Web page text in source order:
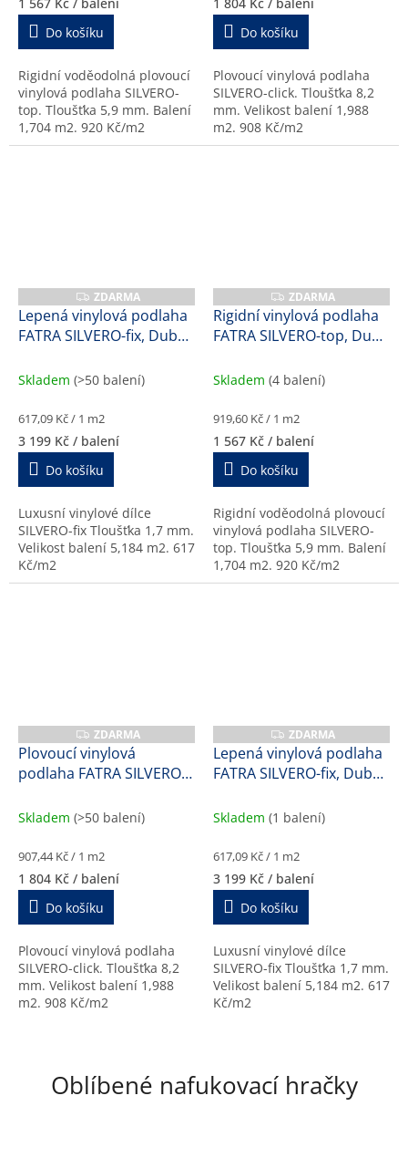
n
p
a
s
ý
o
b
k
y
1 567 Kč / balení
Do košíku
Rigidní voděodolná plovoucí
vinylová podlaha SILVERO-
top. Tloušťka 5,9 mm. Balení
1,704 m2. 920 Kč/m2
1 804 Kč / balení
Do košíku
Plovoucí vinylová podlaha
SILVERO-click. Tloušťka 8,2
mm. Velikost balení 1,988
m2. 908 Kč/m2
Z
D
A
R
ZDARMA
Lepená vinylová podlaha
FATRA SILVERO-fix, Dub
mm
Skladem (>50 balení)
3 199 Kč / balení
Měrná
cena:
617,09 Kč / 1 m2
Do košíku
Luxusní vinylové dílce
SILVERO-fix Tloušťka 1,7 mm.
Velikost balení 5,184 m2. 617
Kč/m2
Z
D
A
R
ZDARMA
Rigidní vinylová podlaha
FATRA SILVERO-top, Dub
Skladem (4 balení)
1 567 Kč / balení
Měrná
cena:
919,60 Kč / 1 m2
Do košíku
Rigidní voděodolná plovoucí
vinylová podlaha SILVERO-
top. Tloušťka 5,9 mm. Balení
1,704 m2. 920 Kč/m2
Z
D
A
R
ZDARMA
Plovoucí vinylová
podlaha FATRA SILVERO-
8,2 mm
Skladem (>50 balení)
1 804 Kč / balení
Měrná
cena:
907,44 Kč / 1 m2
Do košíku
Plovoucí vinylová podlaha
SILVERO-click. Tloušťka 8,2
mm. Velikost balení 1,988
m2. 908 Kč/m2
Z
D
A
R
ZDARMA
Lepená vinylová podlaha
FATRA SILVERO-fix, Dub
Skladem (1 balení)
3 199 Kč / balení
Měrná
cena:
617,09 Kč / 1 m2
Do košíku
Luxusní vinylové dílce
SILVERO-fix Tloušťka 1,7 mm.
Velikost balení 5,184 m2. 617
Kč/m2
Oblíbené nafukovací hračky